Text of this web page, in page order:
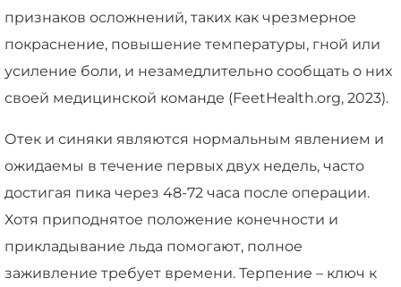
признаков осложнений, таких как чрезмерное
покраснение, повышение температуры, гной или
усиление боли, и незамедлительно сообщать о них
своей медицинской команде (FeetHealth.org, 2023).
Отек и синяки являются нормальным явлением и
ожидаемы в течение первых двух недель, часто
достигая пика через 48-72 часа после операции.
Хотя приподнятое положение конечности и
прикладывание льда помогают, полное
заживление требует времени. Терпение – ключ к